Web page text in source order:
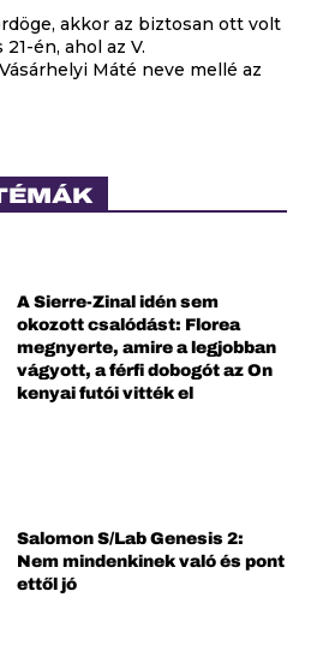
akkor az biztosan ott volt
én, ahol az V.
Máté neve mellé az
A Sierre-Zinal idén sem
okozott csalódást: Florea
megnyerte, amire a legjobban
vágyott, a férfi dobogót az On
kenyai futói vitték el
Salomon S/Lab Genesis 2:
Nem mindenkinek való és pont
ettől jó